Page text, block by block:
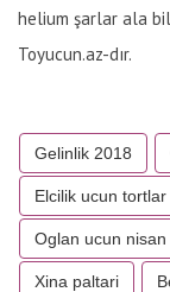
helium şarlar ala
Toyucun.az-dır.
Gelinlik 2018
Elcilik ucun tortlar
Oglan ucun
Xina paltari